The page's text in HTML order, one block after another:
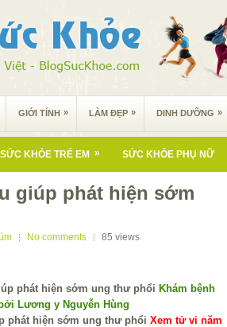
GIỚI TÍNH » LÀM ĐẸP » DINH DƯỠNG »
SỨC KHỎE TRẺ EM » SỨC KHỎE PHỤ NỮ
giúp phát hiện sớm
No comments 85 views
Khám bệnh
Lương y Nguyễn Hùng
Xem tử vi năm